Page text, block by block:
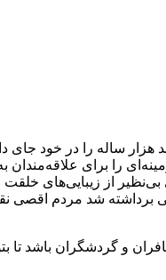
هزار ساله را در خود جای
را برای علاقه‌مندان
از زیبایی‌های
شد مردم اقصی
و گردشگران باشد تا